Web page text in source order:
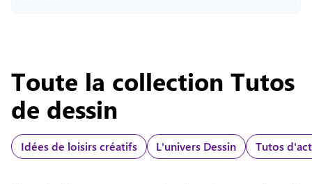
les bases du dessin, comme les formes, les
ombres et les couleurs, et permettent aux enfants
de réaliser leurs propres œuvres à la maison.
Toute la collection Tutos
de dessin
Idées de loisirs créatifs L'univers Dessin Tutos